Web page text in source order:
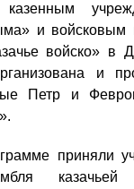
казенным
и войсковым
войско» в
и
Петр и
приняли